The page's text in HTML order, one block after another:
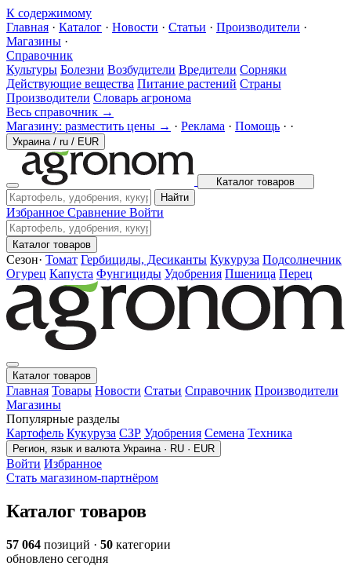
К содержимому
Главная · Каталог · Новости · Статьи · Производители ·
Магазины ·
Справочник
Культуры Болезни Возбудители Вредители Сорняки
Действующие вещества Питание растений Страны
Производители Словарь агронома
Весь справочник →
Магазину: разместить цены → · Реклама · Помощь · ·
Украина / ru / EUR
Каталог товаров
Найти
Избранное Сравнение Войти
Каталог товаров
Сезон· Томат Гербициды, Десиканты Кукуруза Подсолнечник
Огурец Капуста Фунгициды Удобрения Пшеница Перец
Каталог товаров
Главная Товары Новости Статьи Справочник Производители
Магазины
Популярные разделы
Картофель Кукуруза СЗР Удобрения Семена Техника
Регион, язык и валюта Украина · RU · EUR
Войти Избранное
Стать магазином-партнёром
Каталог товаров
57 064 позиций · 50 категории
обновлено сегодня